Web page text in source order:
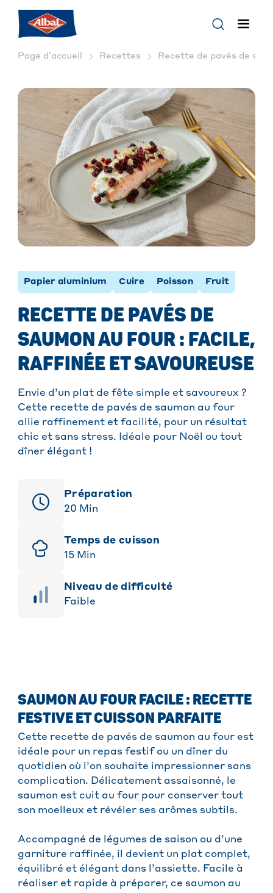
Page d’accueil Recettes Recette de pavés de
Papier aluminium Cuire Poisson Fruit
RECETTE DE PAVÉS DE
SAUMON AU FOUR : FACILE,
RAFFINÉE ET SAVOUREUSE
Envie d’un plat de fête simple et savoureux ?
Cette recette de pavés de saumon au four
allie raffinement et facilité, pour un résultat
chic et sans stress. Idéale pour Noël ou tout
dîner élégant !
Préparation
20 Min
Temps de cuisson
15 Min
niveau de difficulté
Faible
SAUMON AU FOUR FACILE : RECETTE
FESTIVE ET CUISSON PARFAITE
Cette recette de pavés de saumon au four est
idéale pour un repas festif ou un dîner du
quotidien où l’on souhaite impressionner sans
complication. Délicatement assaisonné, le
saumon est cuit au four pour conserver tout
son moelleux et révéler ses arômes subtils.
Accompagné de légumes de saison ou d’une
garniture raffinée, il devient un plat complet,
équilibré et élégant dans l’assiette. Facile à
réaliser et rapide à préparer, ce saumon au